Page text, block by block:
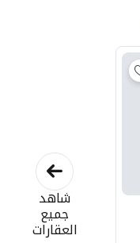
شاهد
جميع
العقارات